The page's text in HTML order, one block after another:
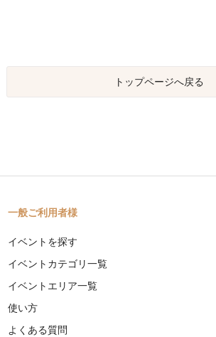
トップページへ戻る
一般ご利用者様
イベントを探す
イベントカテゴリ一覧
イベントエリア一覧
使い方
よくある質問